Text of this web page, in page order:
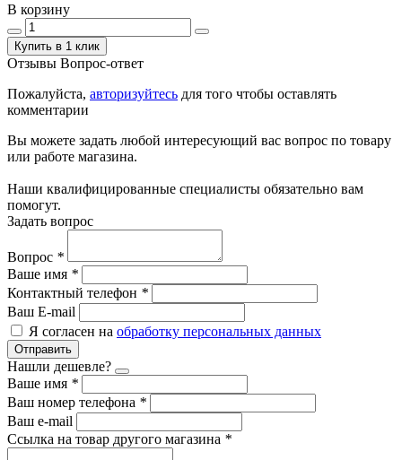
В корзину
Купить в 1 клик
Отзывы Вопрос-ответ
Пожалуйста, авторизуйтесь для того чтобы оставлять
комментарии
Вы можете задать любой интересующий вас вопрос по товару
или работе магазина.
Наши квалифицированные специалисты обязательно вам
помогут.
Задать вопрос
Вопрос *
Ваше имя *
Контактный телефон *
Ваш E-mail
Я согласен на обработку персональных данных
Отправить
Нашли дешевле?
Ваше имя *
Ваш номер телефона *
Ваш e-mail
Ссылка на товар другого магазина *